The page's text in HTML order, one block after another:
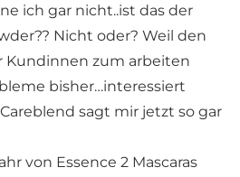
ich gar nicht..ist das der
Nicht oder? Weil den
Kundinnen zum arbeiten
bisher…interessiert
sagt mir jetzt so gar
von Essence 2 Mascaras